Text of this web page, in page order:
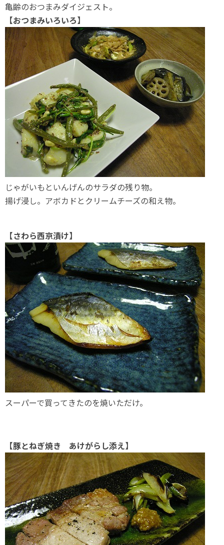
亀齢のおつまみダイジェスト。
【おつまみいろいろ】
じゃがいもといんげんのサラダの残り物。
揚げ浸し。アボカドとクリームチーズの和え物。
【さわら西京漬け】
スーパーで買ってきたのを焼いただけ。
【豚とねぎ焼き あけがらし添え】